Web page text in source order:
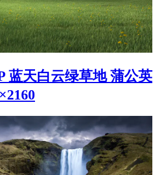
蓝天白云绿草地 蒲公英